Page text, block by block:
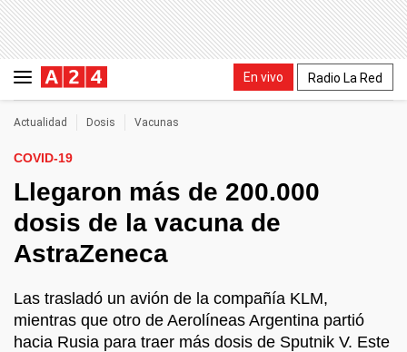
En vivo Radio La Red
Actualidad Dosis Vacunas
COVID-19
Llegaron más de 200.000
dosis de la vacuna de
AstraZeneca
Las trasladó un avión de la compañía KLM,
mientras que otro de Aerolíneas Argentina partió
hacia Rusia para traer más dosis de Sputnik V. Este